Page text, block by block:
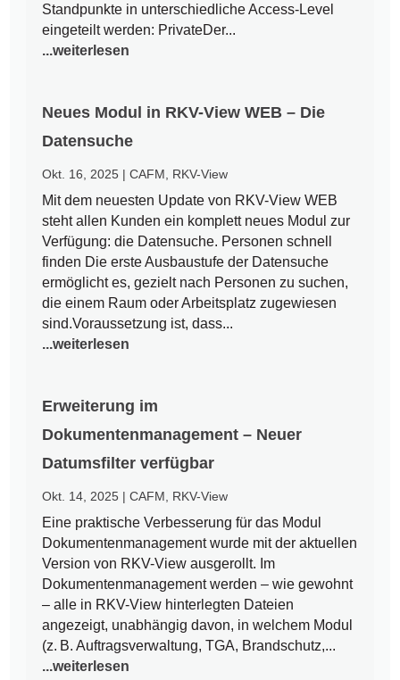
Standpunkte in unterschiedliche Access-Level
eingeteilt werden: PrivateDer...
...weiterlesen
Neues Modul in RKV-View WEB – Die
Datensuche
Okt. 16, 2025 |CAFM RKV-View
Mit dem neuesten Update von RKV-View WEB
steht allen Kunden ein komplett neues Modul zur
Verfügung: die Datensuche. Personen schnell
finden Die erste Ausbaustufe der Datensuche
ermöglicht es, gezielt nach Personen zu suchen,
die einem Raum oder Arbeitsplatz zugewiesen
sind.Voraussetzung ist, dass...
...weiterlesen
Erweiterung im
Dokumentenmanagement – Neuer
Datumsfilter verfügbar
Okt. 14, 2025 |CAFM RKV-View
Eine praktische Verbesserung für das Modul
Dokumentenmanagement wurde mit der aktuellen
Version von RKV-View ausgerollt. Im
Dokumentenmanagement werden – wie gewohnt
– alle in RKV-View hinterlegten Dateien
angezeigt, unabhängig davon, in welchem Modul
(z. B. Auftragsverwaltung, TGA, Brandschutz,...
...weiterlesen